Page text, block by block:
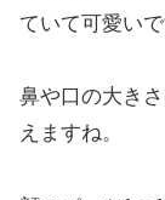
ていて可愛いで
鼻や口の大き
えますね。